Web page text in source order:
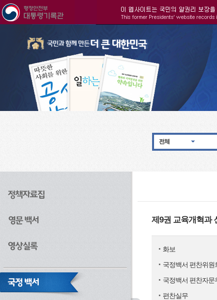
전체
제9권 교육개혁과
화보
국정백서 편찬위원
국정백서 편찬자문
편찬실무